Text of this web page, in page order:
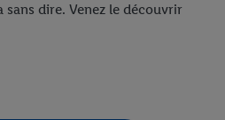
sans dire. Venez le découvrir